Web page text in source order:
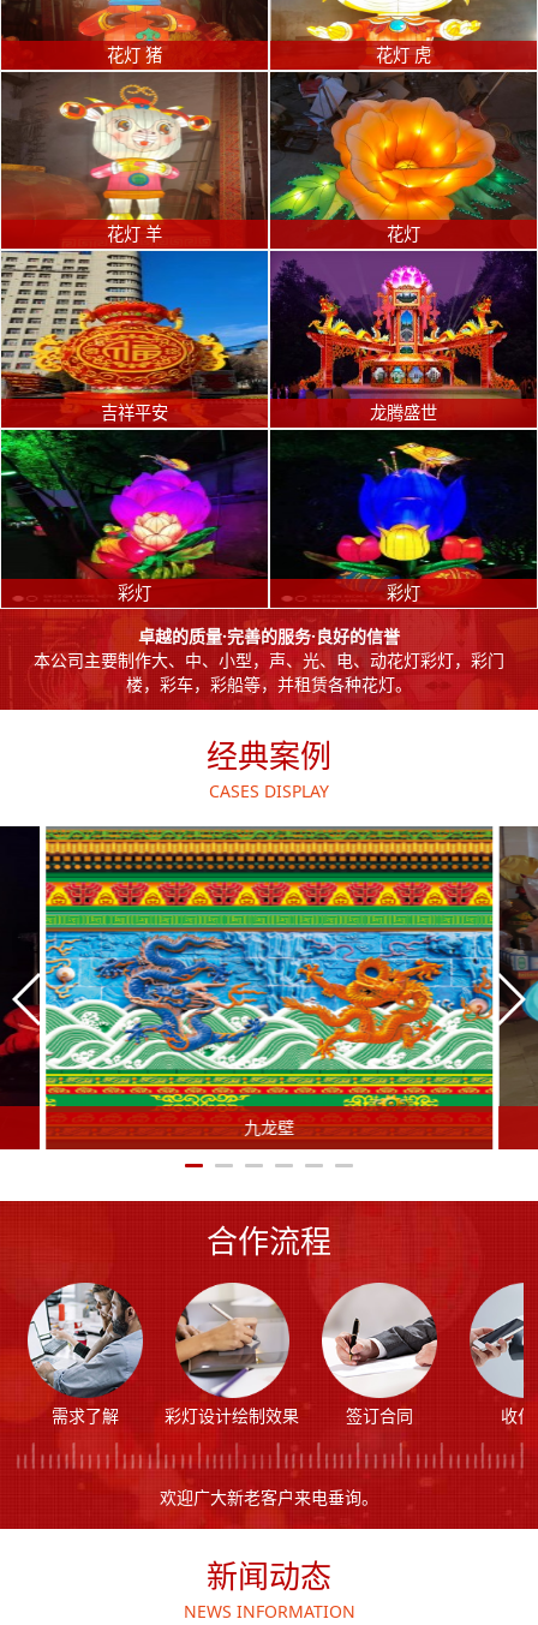
花灯 猪 花灯 虎
花灯 羊 花灯
吉祥平安 龙腾盛世
彩灯
彩灯
卓越的质量·完善的服务·良好的信誉
本公司主要制作大、中、小型，声、光、电、动花灯彩灯，彩门
楼，彩车，彩船等，并租赁各种花灯。
经典案例
CASES DISPLAY
九龙壁
合作流程
需求了解
彩灯设计绘制效果
图
签订合同 收
欢迎广大新老客户来电垂询。
新闻动态
NEWS INFORMATION